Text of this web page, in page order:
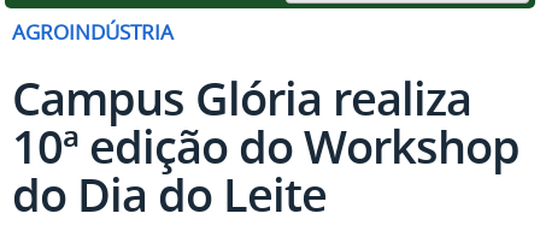
AGROINDÚSTRIA
Campus Glória realiza
10ª edição do Workshop
do Dia do Leite